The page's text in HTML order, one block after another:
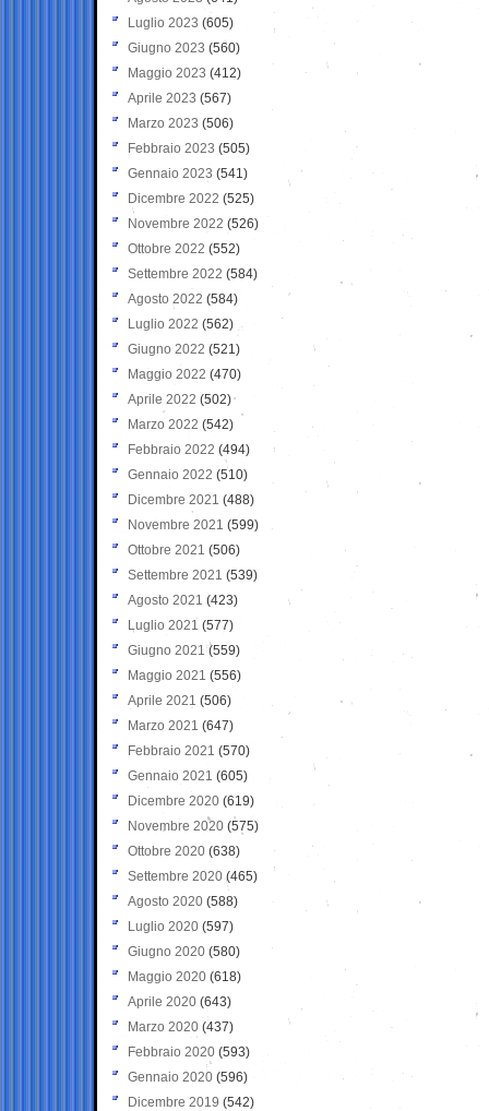
Luglio 2023 (605)
Giugno 2023 (560)
Maggio 2023 (412)
Aprile 2023 (567)
Marzo 2023 (506)
Febbraio 2023 (505)
Gennaio 2023 (541)
Dicembre 2022 (525)
Novembre 2022 (526)
Ottobre 2022 (552)
Settembre 2022 (584)
Agosto 2022 (584)
Luglio 2022 (562)
Giugno 2022 (521)
Maggio 2022 (470)
Aprile 2022 (502)
Marzo 2022 (542)
Febbraio 2022 (494)
Gennaio 2022 (510)
Dicembre 2021 (488)
Novembre 2021 (599)
Ottobre 2021 (506)
Settembre 2021 (539)
Agosto 2021 (423)
Luglio 2021 (577)
Giugno 2021(559)
Maggio 2021 (556)
Aprile 2021 (506)
Marzo 2021 (647)
Febbraio 2021 (570)
Gennaio 2021 (605)
Dicembre 2020 (619)
Novembre 2020 (575)
Ottobre 2020 (638)
Settembre 2020(465)
Agosto 2020 (588)
Luglio 2020 (597)
Giugno 2020 (580)
Maggio 2020 (618)
Aprile 2020 (643)
Marzo 2020 (437)
Febbraio 2020 (593)
Gennaio 2020 (596)
Dicembre 2019 (542)